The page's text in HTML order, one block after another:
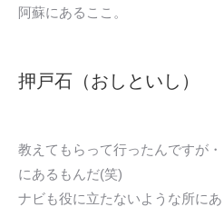
阿蘇にあるここ。
押戸石（おしといし）
教えてもらって行ったんですが
にあるもんだ(笑)
ナビも役に立たないような所にあ